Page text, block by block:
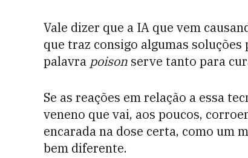
Vale dizer que a IA que vem
que traz consigo algumas soluções
palavra poison serve tanto para
Se as reações em relação a essa
veneno que vai, aos poucos,
encarada na dose certa, como um
bem diferente.